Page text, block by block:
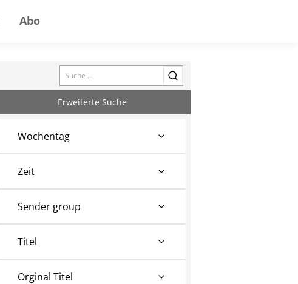
Abo
Search
Erweiterte Suche
Wochentag
Zeit
Sender group
Titel
Orginal Titel